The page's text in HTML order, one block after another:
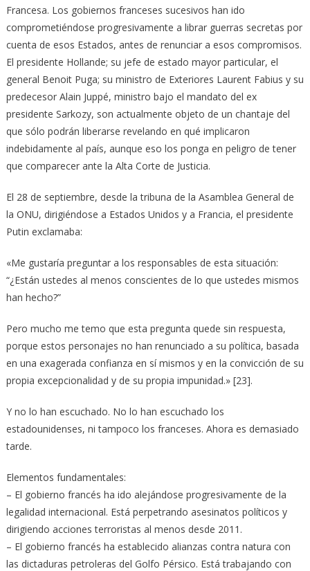
Francesa. Los gobiernos franceses sucesivos han ido
comprometiéndose progresivamente a librar guerras secretas por
cuenta de esos Estados, antes de renunciar a esos compromisos.
El presidente Hollande; su jefe de estado mayor particular, el
general Benoit Puga; su ministro de Exteriores Laurent Fabius y su
predecesor Alain Juppé, ministro bajo el mandato del ex
presidente Sarkozy, son actualmente objeto de un chantaje del
que sólo podrán liberarse revelando en qué implicaron
indebidamente al país, aunque eso los ponga en peligro de tener
que comparecer ante la Alta Corte de Justicia.
El 28 de septiembre, desde la tribuna de la Asamblea General de
la ONU, dirigiéndose a Estados Unidos y a Francia, el presidente
Putin exclamaba:
«Me gustaría preguntar a los responsables de esta situación:
“¿Están ustedes al menos conscientes de lo que ustedes mismos
han hecho?”
Pero mucho me temo que esta pregunta quede sin respuesta,
porque estos personajes no han renunciado a su política, basada
en una exagerada confianza en sí mismos y en la convicción de su
propia excepcionalidad y de su propia impunidad.» [23].
Y no lo han escuchado. No lo han escuchado los
estadounidenses, ni tampoco los franceses. Ahora es demasiado
tarde.
Elementos fundamentales:
– El gobierno francés ha ido alejándose progresivamente de la
legalidad internacional. Está perpetrando asesinatos políticos y
dirigiendo acciones terroristas al menos desde 2011.
– El gobierno francés ha establecido alianzas contra natura con
las dictaduras petroleras del Golfo Pérsico. Está trabajando con